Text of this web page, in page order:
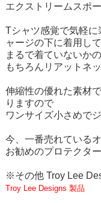
エクストリームスポ
Tシャツ感覚で気軽
ャージの下に着用し
まるで着ていないか
もちろんリアットネ
伸縮性の優れた素材
りますので
ワンサイズ小さめで
今、一番売れている
お勧めのプロテクタ
※その他 Troy Lee
Troy Lee Designs 製品